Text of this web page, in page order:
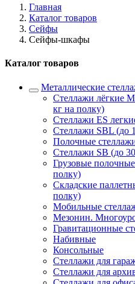
Главная
Каталог товаров
Сейфы
Сейфы-шкафы
Каталог товаров
Металлические
Стеллажи лёгкие
кг на полку)
Стеллажи ES
Стеллажи SBL (до
Полочные
Стеллажи SB (до
Грузовые
полку)
Складские
полку)
Мобильные
Мезонин.
Гравитационные
Набивные
Консольные
Стеллажи для
Стеллажи для